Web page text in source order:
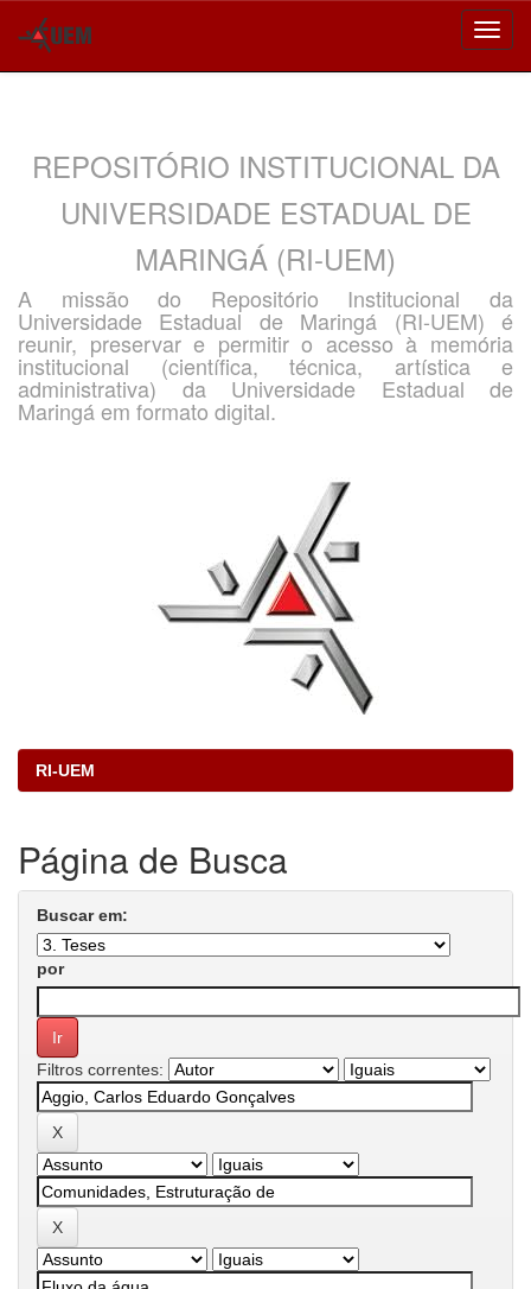
REPOSITÓRIO INSTITUCIONAL DA
UNIVERSIDADE ESTADUAL DE
MARINGÁ (RI-UEM)
A missão do Repositório Institucional da
Universidade Estadual de Maringá (RI-UEM) é
reunir, preservar e permitir o acesso à memória
institucional (científica, técnica, artística e
administrativa) da Universidade Estadual de
Maringá em formato digital.
RI-UEM
Página de Busca
Buscar em:
por
Filtros correntes: